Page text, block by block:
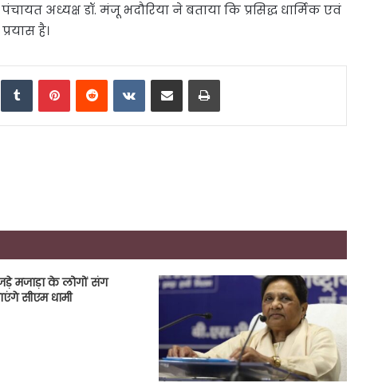
अध्यक्ष डॉ. मंजू भदौरिया ने बताया कि प्रसिद्ध धार्मिक एवं
है।
TumblrPinterestReddit VKontakte
Share via Email Print
मजाड़ा के लोगों संग
सीएम धामी